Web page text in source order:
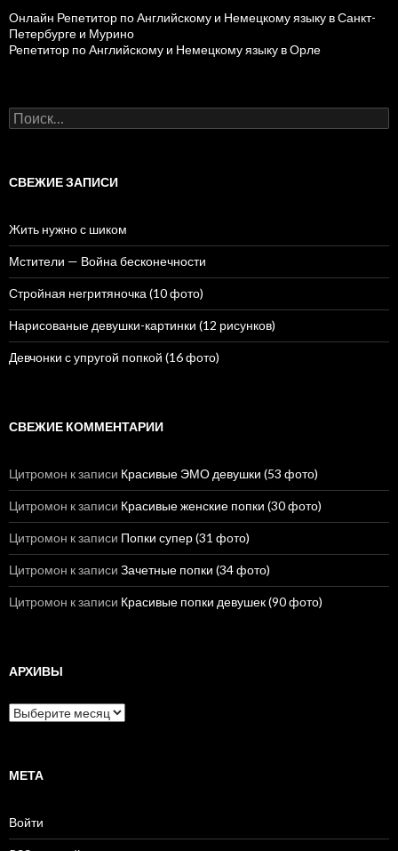
Онлайн Репетитор по Английскому и Немецкому языку в Санкт-
Петербурге и Мурино
Репетитор по Английскому и Немецкому языку в Орле
Н
а
и
СВЕЖИЕ ЗАПИСИ
Жить нужно с шиком
Мстители — Война бесконечности
Стройная негритяночка (10 фото)
Нарисованые девушки-картинки (12 рисунков)
Девчонки с упругой попкой (16 фото)
СВЕЖИЕ КОММЕНТАРИИ
Цитромон к записи Красивые ЭМО девушки (53 фото)
Цитромон к записи Красивые женские попки (30 фото)
Цитромон к записи Попки супер (31 фото)
Цитромон к записи Зачетные попки (34 фото)
Цитромон к записи Красивые попки девушек (90 фото)
АРХИВЫ
А
р
в
МЕТА
Войти